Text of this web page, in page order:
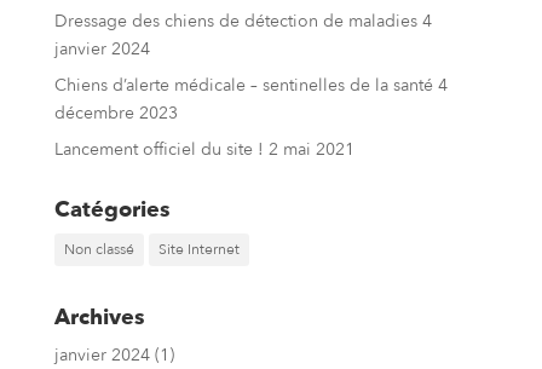
Dressage des chiens de détection de maladies 4
janvier 2024
Chiens d’alerte médicale – sentinelles de la santé 4
décembre 2023
Lancement officiel du site ! 2 mai 2021
Catégories
Non classé Site Internet
Archives
janvier 2024(1)